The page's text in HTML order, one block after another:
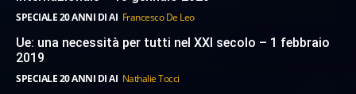
SPECIALE 20 ANNI DI AI Francesco De Leo
Ue: una necessità per tutti nel XXI secolo – 1 febbraio
2019
SPECIALE 20 ANNI DI AI Nathalie Tocci